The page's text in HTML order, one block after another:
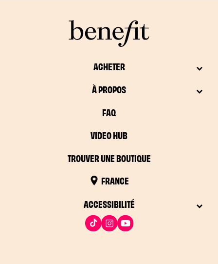
ACHETER
À PROPOS
FAQ
VIDEO HUB
TROUVER UNE BOUTIQUE
FRANCE
ACCESSIBILITÉ